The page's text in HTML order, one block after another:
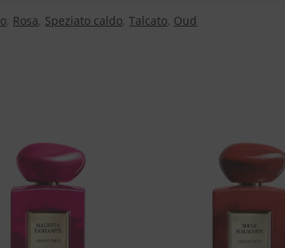
, Rosa, Speziato caldo,Talcato, Oud
Aggiungi
alla lista